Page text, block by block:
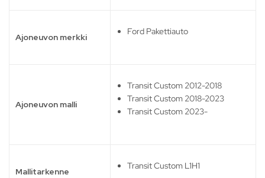
Ajoneuvon merkki
Ford Pakettiauto
Ajoneuvon malli
Transit Custom 2012-2018
Transit Custom 2018-2023
Transit Custom 2023-
Mallitarkenne
Transit Custom L1H1